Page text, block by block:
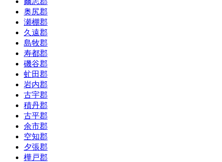
奥尻郡
瀬棚郡
久遠郡
島牧郡
寿都郡
磯谷郡
虻田郡
岩内郡
古宇郡
積丹郡
古平郡
余市郡
空知郡
夕張郡
樺戸郡